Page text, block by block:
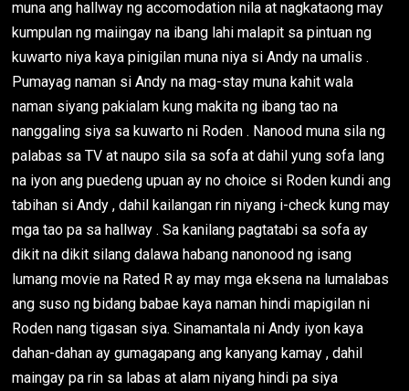
muna ang hallway ng accomodation nila at nagkataong may
kumpulan ng maiingay na ibang lahi malapit sa pintuan ng
kuwarto niya kaya pinigilan muna niya si Andy na umalis .
Pumayag naman si Andy na mag-stay muna kahit wala
naman siyang pakialam kung makita ng ibang tao na
nanggaling siya sa kuwarto ni Roden . Nanood muna sila ng
palabas sa TV at naupo sila sa sofa at dahil yung sofa lang
na iyon ang puedeng upuan ay no choice si Roden kundi ang
tabihan si Andy , dahil kailangan rin niyang i-check kung may
mga tao pa sa hallway . Sa kanilang pagtatabi sa sofa ay
dikit na dikit silang dalawa habang nanonood ng isang
lumang movie na Rated R ay may mga eksena na lumalabas
ang suso ng bidang babae kaya naman hindi mapigilan ni
Roden nang tigasan siya. Sinamantala ni Andy iyon kaya
dahan-dahan ay gumagapang ang kanyang kamay , dahil
maingay pa rin sa labas at alam niyang hindi pa siya